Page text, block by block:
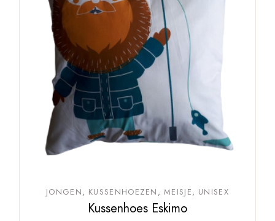
JONGEN KUSSENHOEZEN MEISJE UNISEX
Kussenhoes Eskimo